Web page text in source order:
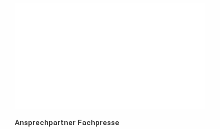
Ansprechpartner Fachpresse